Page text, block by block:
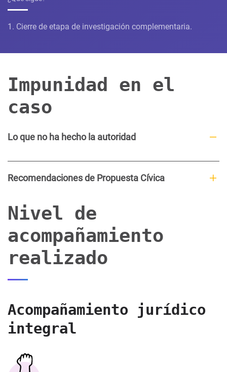
1. Cierre de etapa de investigación complementaria.
Impunidad en el
caso
Lo que no ha hecho la autoridad
Recomendaciones de Propuesta Cívica
Nivel de
acompañamiento
realizado
Acompañamiento jurídico
integral